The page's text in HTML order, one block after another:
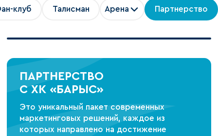
клуб Талисман Арена Партнерство
ПАРТНЕРСТВО
С ХК «БАРЫС»
Это уникальный пакет современных
маркетинговых решений, каждое из
которых направлено на достижение